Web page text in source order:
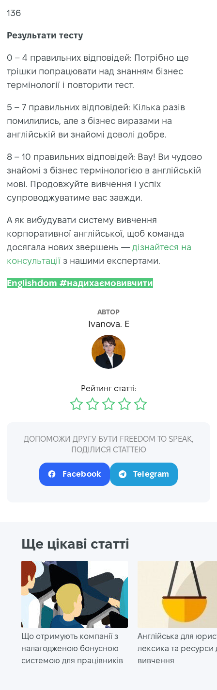
136
Результати тесту
0 – 4 правильних відповідей: Потрібно ще
трішки попрацювати над знанням бізнес
термінології і повторити тест.
5 – 7 правильних відповідей: Кілька разів
помилились, але з бізнес виразами на
англійській ви знайомі доволі добре.
8 – 10 правильних відповідей: Вау! Ви чудово
знайомі з бізнес термінологією в англійській
мові. Продовжуйте вивчення і успіх
супроводжуватиме вас завжди.
А як вибудувати систему вивчення
корпоративної англійської, щоб команда
досягала нових звершень — дізнайтеся на
консультації з нашими експертами.
Englishdom #надихаємовивчити
АВТОР
Ivanova. E
Рейтинг статті:
ДОПОМОЖИ ДРУГУ БУТИ FREEDOM TO SPEAK,
ПОДІЛИСЯ СТАТТЕЮ
Facebook Telegram
Ще цікаві статті
Що отримують компанії з
налагодженою бонусною
системою для працівників
Англійська для
лексика та ресурси
вивчення